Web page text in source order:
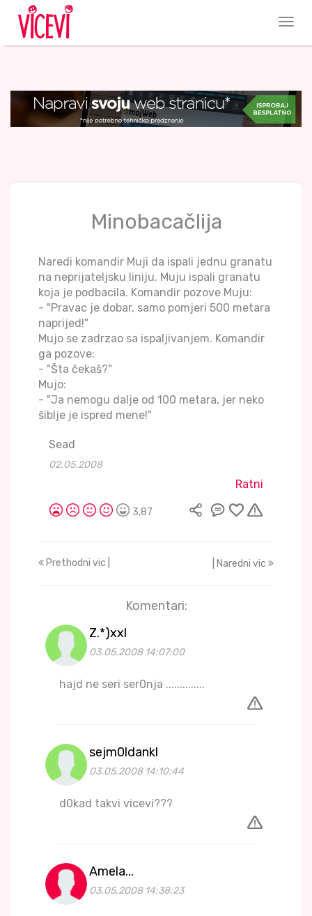
Minobacačlija
Naredi komandir Muji da ispali jednu granatu
na neprijateljsku liniju. Muju ispali granatu
koja je podbacila. Komandir pozove Muju:
- "Pravac je dobar, samo pomjeri 500 metara
naprijed!"
Mujo se zadrzao sa ispaljivanjem. Komandir
ga pozove:
- "Šta čekaš?"
Mujo:
- "Ja nemogu dalje od 100 metara, jer neko
šiblje je ispred mene!"
Sead
02.05.2008
Ratni
3,87
Prethodni vic | | Naredni vic
Komentari:
Z.*)xxl
03.05.2008 14:07:00
hajd ne seri ser0nja ..............
sejm0ldankl
03.05.2008 14:10:44
d0kad takvi vicevi???
Amela...
03.05.2008 14:38:23